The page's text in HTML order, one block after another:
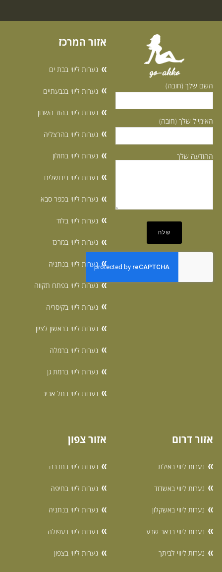
go-akko
השם שלך (חובה)
האימייל שלך (חובה)
ההודעה שלך
אזור המרכז
נערות ליווי בבת ים
נערות ליווי בגבעתיים
נערות ליווי בהוד השרון
נערות ליווי בהרצליה
נערות ליווי בחולון
נערות ליווי בירושלים
נערות ליווי בכפר סבא
נערות ליווי בלוד
נערות ליווי במרכז
נערות ליווי בנתניה
נערות ליווי בפתח תקווה
נערות ליווי בקיסריה
נערות ליווי בראשון לציון
נערות ליווי ברמלה
נערות ליווי ברמת גן
נערות ליווי בתל אביב
אזור דרום
נערות ליווי באילת
נערות ליווי באשדוד
נערות ליווי באשקלון
נערות ליווי בבאר שבע
נערות ליווי לביתך
אזור צפון
נערות ליווי בחדרה
נערות ליווי בחיפה
נערות ליווי בנתניה
נערות ליווי בעפולה
נערות ליווי בצפון